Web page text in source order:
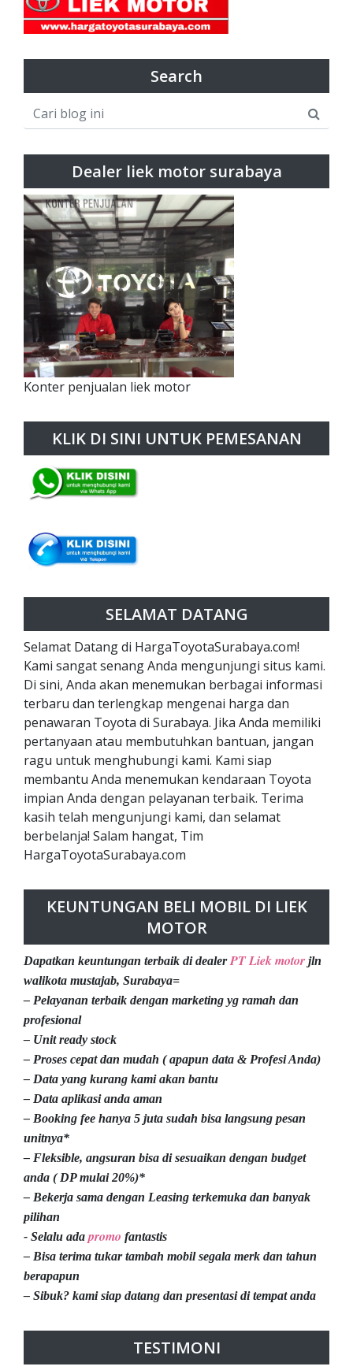
Search
Dealer liek motor surabaya
Konter penjualan liek motor
KLIK DI SINI UNTUK PEMESANAN
SELAMAT DATANG
Selamat Datang di HargaToyotaSurabaya.com!
Kami sangat senang Anda mengunjungi situs kami.
Di sini, Anda akan menemukan berbagai informasi
terbaru dan terlengkap mengenai harga dan
penawaran Toyota di Surabaya. Jika Anda memiliki
pertanyaan atau membutuhkan bantuan, jangan
ragu untuk menghubungi kami. Kami siap
membantu Anda menemukan kendaraan Toyota
impian Anda dengan pelayanan terbaik. Terima
kasih telah mengunjungi kami, dan selamat
berbelanja! Salam hangat, Tim
HargaToyotaSurabaya.com
KEUNTUNGAN BELI MOBIL DI LIEK
MOTOR
Dapatkan keuntungan terbaik di dealerPT Liek motor jln
walikota mustajab, Surabaya=
– Pelayanan terbaik dengan marketing yg ramah dan
profesional
– Unit ready stock
– Proses cepat dan mudah ( apapun data & Profesi Anda)
– Data yang kurang kami akan bantu
– Data aplikasi anda aman
– Booking fee hanya 5 juta sudah bisa langsung pesan
unitnya*
– Fleksible, angsuran bisa di sesuaikan dengan budget
anda ( DP mulai 20%)*
– Bekerja sama dengan Leasing terkemuka dan banyak
pilihan
- Selalu ada promo fantastis
– Bisa terima tukar tambah mobil segala merk dan tahun
berapapun
– Sibuk? kami siap datang dan presentasi di tempat anda
TESTIMONI